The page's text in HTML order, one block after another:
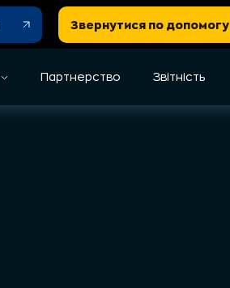
Звернутися по допомогу
Партнерство Звітність